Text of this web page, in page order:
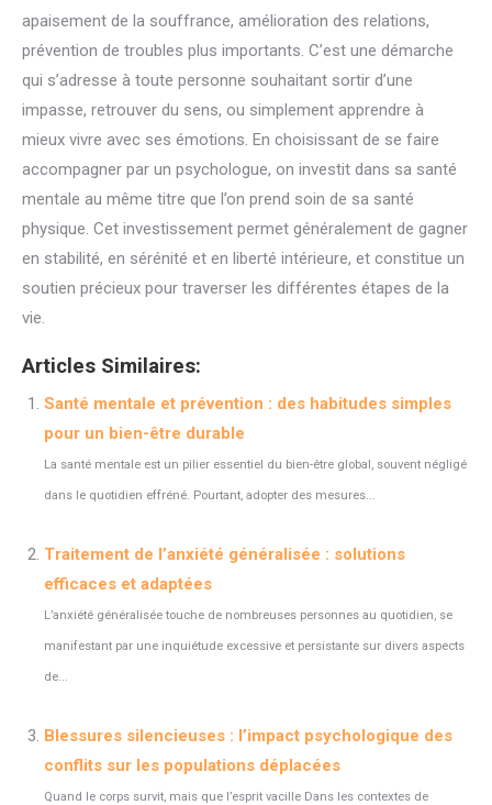
apaisement de la souffrance, amélioration des relations,
prévention de troubles plus importants. C’est une démarche
qui s’adresse à toute personne souhaitant sortir d’une
impasse, retrouver du sens, ou simplement apprendre à
mieux vivre avec ses émotions. En choisissant de se faire
accompagner par un psychologue, on investit dans sa santé
mentale au même titre que l’on prend soin de sa santé
physique. Cet investissement permet généralement de gagner
en stabilité, en sérénité et en liberté intérieure, et constitue un
soutien précieux pour traverser les différentes étapes de la
vie.
Articles Similaires:
Santé mentale et prévention : des habitudes simples
pour un bien-être durable
La santé mentale est un pilier essentiel du bien-être global, souvent négligé
dans le quotidien effréné. Pourtant, adopter des mesures...
Traitement de l’anxiété généralisée : solutions
efficaces et adaptées
L’anxiété généralisée touche de nombreuses personnes au quotidien, se
manifestant par une inquiétude excessive et persistante sur divers aspects
de...
Blessures silencieuses : l’impact psychologique des
conflits sur les populations déplacées
Quand le corps survit, mais que l’esprit vacille Dans les contextes de